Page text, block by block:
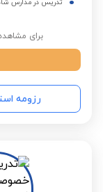
تدریس در مدارس
برای
رزومه